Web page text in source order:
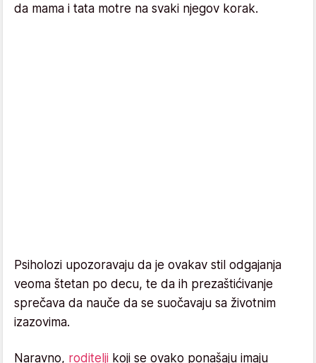
da mama i tata motre na svaki njegov korak.
Psiholozi upozoravaju da je ovakav stil odgajanja
veoma štetan po decu, te da ih prezaštićivanje
sprečava da nauče da se suočavaju sa životnim
izazovima.
Naravno, roditelji koji se ovako ponašaju imaju